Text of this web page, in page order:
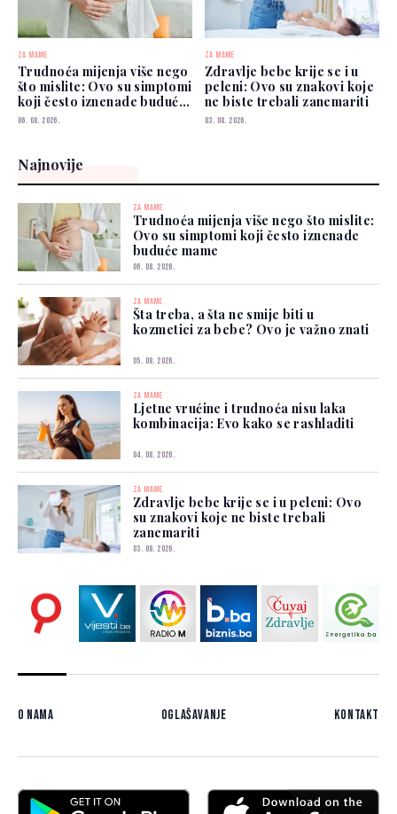
ZA MAME
Trudnoća mijenja više nego
što mislite: Ovo su simptomi
koji često iznenade buduće
mame
06. 08. 2026.
ZA MAME
Zdravlje bebe krije se i u
peleni: Ovo su znakovi koje
ne biste trebali zanemariti
03. 08. 2026.
Najnovije
ZA MAME
Trudnoća mijenja više nego što mislite:
Ovo su simptomi koji često iznenade
buduće mame
06. 08. 2026.
ZA MAME
Šta treba, a šta ne smije biti u
kozmetici za bebe? Ovo je važno znati
05. 08. 2026.
ZA MAME
Ljetne vrućine i trudnoća nisu laka
kombinacija: Evo kako se rashladiti
04. 08. 2026.
ZA MAME
Zdravlje bebe krije se i u peleni: Ovo
su znakovi koje ne biste trebali
zanemariti
03. 08. 2026.
O nama Oglašavanje Kontakt